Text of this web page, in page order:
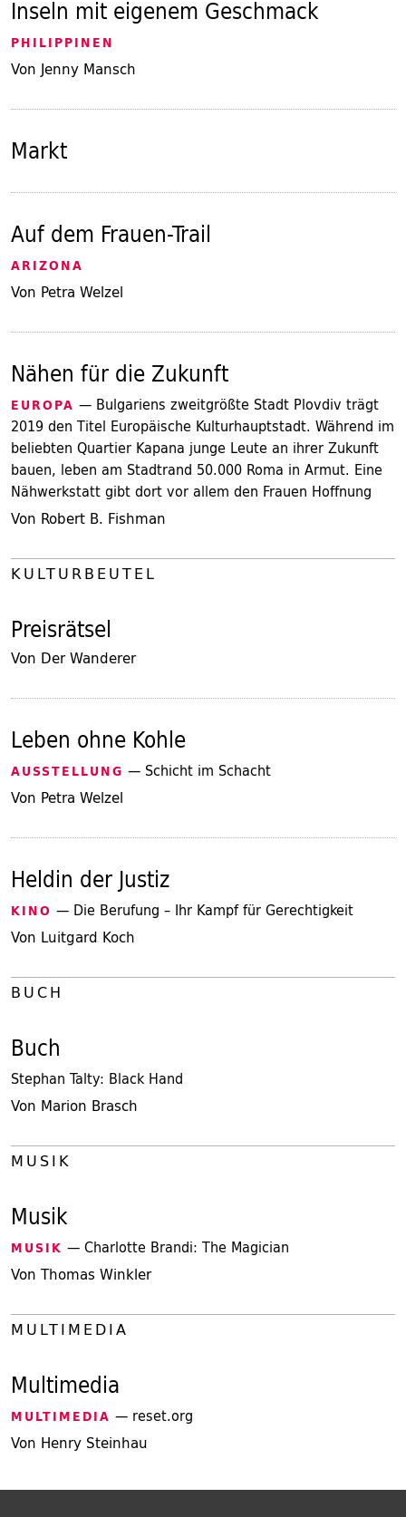
Inseln mit eigenem Geschmack
PHILIPPINEN
Von Jenny Mansch
Markt
Auf dem Frauen-Trail
ARIZONA
Von Petra Welzel
Nähen für die Zukunft
EUROPA — Bulgariens zweitgrößte Stadt Plovdiv trägt
2019 den Titel Europäische Kulturhauptstadt. Während im
beliebten Quartier Kapana junge Leute an ihrer Zukunft
bauen, leben am Stadtrand 50.000 Roma in Armut. Eine
Nähwerkstatt gibt dort vor allem den Frauen Hoffnung
Von Robert B. Fishman
KULTURBEUTEL
Preisrätsel
Von Der Wanderer
Leben ohne Kohle
AUSSTELLUNG — Schicht im Schacht
Von Petra Welzel
Heldin der Justiz
KINO — Die Berufung – Ihr Kampf für Gerechtigkeit
Von Luitgard Koch
BUCH
Buch
Stephan Talty: Black Hand
Von Marion Brasch
MUSIK
Musik
MUSIK — Charlotte Brandi: The Magician
Von Thomas Winkler
MULTIMEDIA
Multimedia
MULTIMEDIA — reset.org
Von Henry Steinhau